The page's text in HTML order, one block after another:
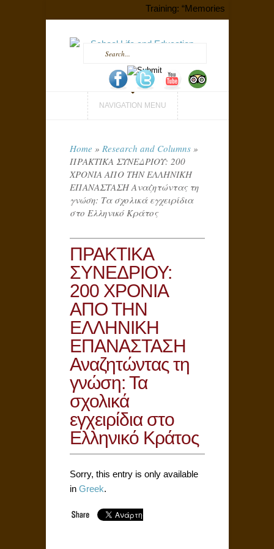
Training: “Memories that
NAVIGATION MENU
Home » Research and Columns »
ΠΡΑΚΤΙΚΑ ΣΥΝΕΔΡΙΟΥ: 200
ΧΡΟΝΙΑ ΑΠΟ ΤΗΝ ΕΛΛΗΝΙΚΗ
ΕΠΑΝΑΣΤΑΣΗ Αναζητώντας τη
γνώση: Τα σχολικά εγχειρίδια
στο Ελληνικό Κράτος
ΠΡΑΚΤΙΚΑ
ΣΥΝΕΔΡΙΟΥ:
200 ΧΡΟΝΙΑ
ΑΠΟ ΤΗΝ
ΕΛΛΗΝΙΚΗ
ΕΠΑΝΑΣΤΑΣΗ
Αναζητώντας τη
γνώση: Τα
σχολικά
εγχειρίδια στο
Ελληνικό Κράτος
Sorry, this entry is only available
in Greek.